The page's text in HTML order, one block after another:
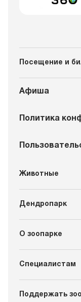
Посещение и
Афиша
Политика
Животные
Дендропарк
О зоопарке
Специалистам
Поддержать